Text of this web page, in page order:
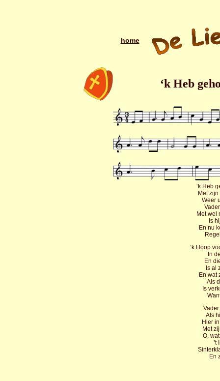
home
‘k Heb
‘k Heb
Met
Weer
Met wel
Is
En nu
‘k Hoop
In
En
Is al
En wat
Als
Is
Als
Hier
Met
O,
’t
En